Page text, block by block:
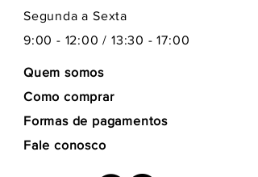
Segunda a Sexta
9:00 - 12:00 / 13:30 - 17:00
Quem somos
Como comprar
Formas de pagamentos
Fale conosco